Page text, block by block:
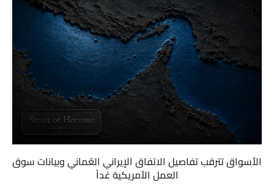
الأسواق تترقب تفاصيل الاتفاق الإيراني العُماني وبيانات سوق
العمل الأمريكية غداً